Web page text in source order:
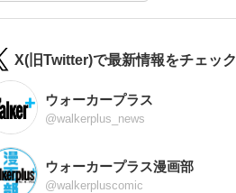
X(旧Twitter)で最新情報をチェック
ウォーカープラス
@walkerplus_news
ウォーカープラス漫画部
@walkerpluscomic